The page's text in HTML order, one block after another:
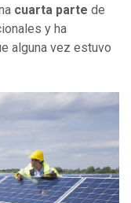
cuarta parte de
y ha
alguna vez estuvo